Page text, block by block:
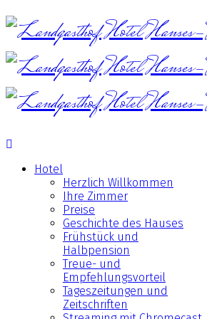
Hotel
Herzlich Willkommen
Ihre Zimmer
Preise
Geschichte des Hauses
Frühstück und
Halbpension
Treue- und
Empfehlungsvorteil
Tageszeitungen und
Zeitschriften